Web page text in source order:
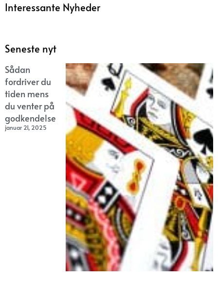
Interessante Nyheder
Seneste nyt
Sådan
fordriver du
tiden mens
du venter på
godkendelse
januar 21, 2025